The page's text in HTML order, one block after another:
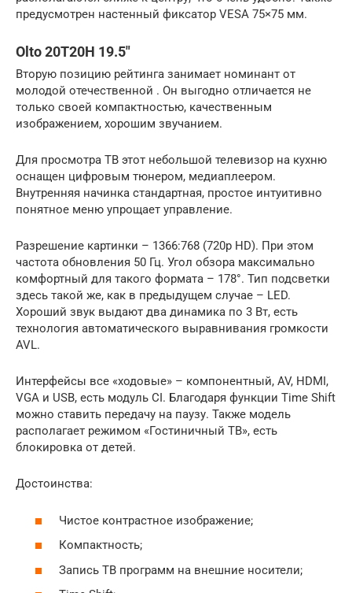
предусмотрен настенный фиксатор VESA 75×75 мм.
Olto 20T20H 19.5″
Вторую позицию рейтинга занимает номинант от
молодой отечественной . Он выгодно отличается не
только своей компактностью, качественным
изображением, хорошим звучанием.
Для просмотра ТВ этот небольшой телевизор на кухню
оснащен цифровым тюнером, медиаплеером.
Внутренняя начинка стандартная, простое интуитивно
понятное меню упрощает управление.
Разрешение картинки – 1366:768 (720p HD). При этом
частота обновления 50 Гц. Угол обзора максимально
комфортный для такого формата – 178°. Тип подсветки
здесь такой же, как в предыдущем случае – LED.
Хороший звук выдают два динамика по 3 Вт, есть
технология автоматического выравнивания громкости
AVL.
Интерфейсы все «ходовые» – компонентный, AV, HDMI,
VGA и USB, есть модуль CI. Благодаря функции Time Shift
можно ставить передачу на паузу. Также модель
располагает режимом «Гостиничный ТВ», есть
блокировка от детей.
Достоинства:
Чистое контрастное изображение;
Компактность;
Запись ТВ программ на внешние носители;